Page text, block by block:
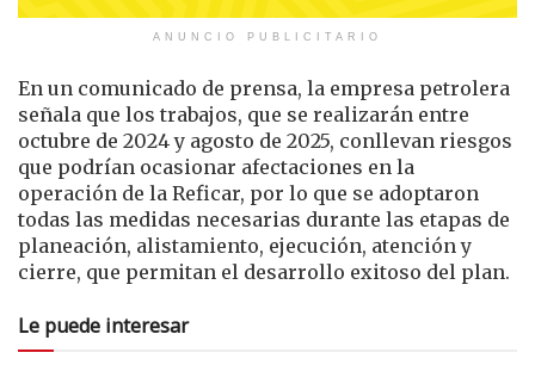
ANUNCIO PUBLICITARIO
En un comunicado de prensa, la empresa petrolera
señala que los trabajos, que se realizarán entre
octubre de 2024 y agosto de 2025, conllevan riesgos
que podrían ocasionar afectaciones en la
operación de la Reficar, por lo que se adoptaron
todas las medidas necesarias durante las etapas de
planeación, alistamiento, ejecución, atención y
cierre, que permitan el desarrollo exitoso del plan.
Le puede interesar